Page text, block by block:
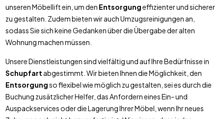
unseren Möbellift ein, um den Entsorgungeffizienter und sicherer
zu gestalten. Zudem bieten wir auch Umzugsreinigungen an,
sodass Sie sich keine Gedanken über die Übergabe der alten
Wohnung machen müssen.
Unsere Dienstleistungen sind vielfältig und auf Ihre Bedürfnisse in
Schupfart abgestimmt. Wir bieten Ihnen die Möglichkeit, den
Entsorgungso flexibel wie möglich zu gestalten, sei es durch die
Buchung zusätzlicher Helfer, das Anfordern eines Ein- und
Auspackservices oder die Lagerung Ihrer Möbel, wenn Ihr neues